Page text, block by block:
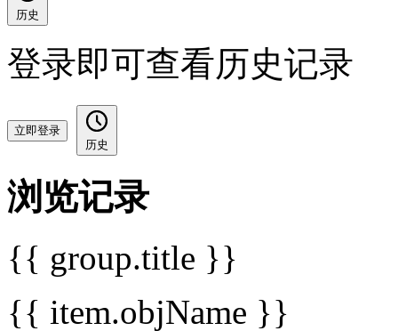
历史
登录即可查看历史记录
立即登录
历史
浏览记录
{{ group.title }}
{{ item.objName }}